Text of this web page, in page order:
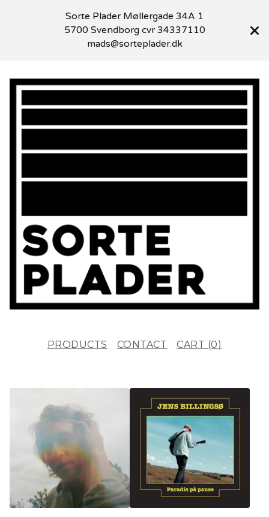
Sorte Plader Møllergade 34A 1
5700 Svendborg cvr 34337110
mads@sorteplader.dk
PRODUCTS CONTACT CART (0)
R